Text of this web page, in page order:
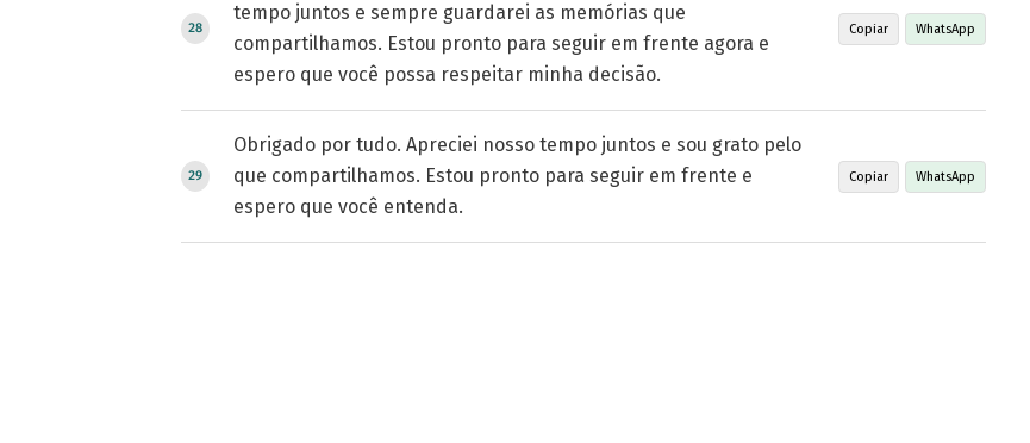
tempo juntos e sempre guardarei as memórias que
compartilhamos. Estou pronto para seguir em frente agora e
espero que você possa respeitar minha decisão.
Copiar WhatsApp
Obrigado por tudo. Apreciei nosso tempo juntos e sou grato pelo
que compartilhamos. Estou pronto para seguir em frente e
espero que você entenda.
Copiar WhatsApp